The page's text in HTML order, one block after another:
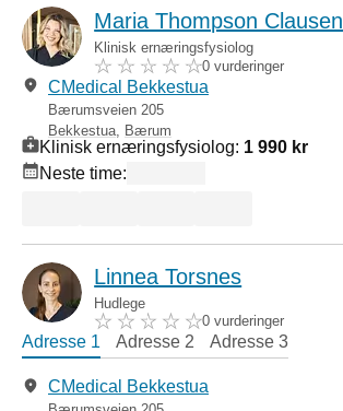
Maria Thompson Clausen
Klinisk ernæringsfysiolog
0 vurderinger
CMedical Bekkestua
Bærumsveien 205
Bekkestua Bærum
Klinisk ernæringsfysiolog: 1 990 kr
Neste time:
Linnea Torsnes
Hudlege
0 vurderinger
Adresse 1 Adresse 2 Adresse 3
CMedical Bekkestua